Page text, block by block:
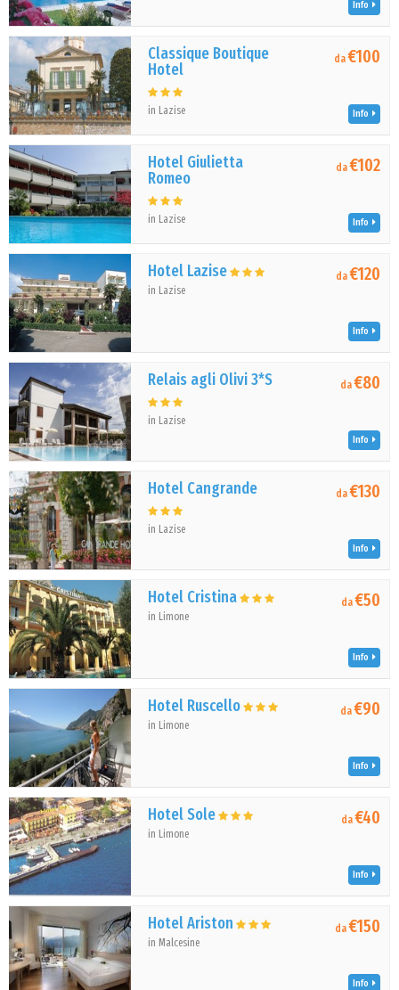
Info
Classique Boutique
Hotel
in Lazise
da€100
Info
Hotel Giulietta
Romeo
in Lazise
da€102
Info
Hotel Lazise
in Lazise
da€120
Info
Relais agli Olivi 3*S
in Lazise
da€80
Info
Hotel Cangrande
in Lazise
da€130
Info
Hotel Cristina
in Limone
da€50
Info
Hotel Ruscello
in Limone
da€90
Info
Hotel Sole
in Limone
da€40
Info
Hotel Ariston
in Malcesine
da€150
Info